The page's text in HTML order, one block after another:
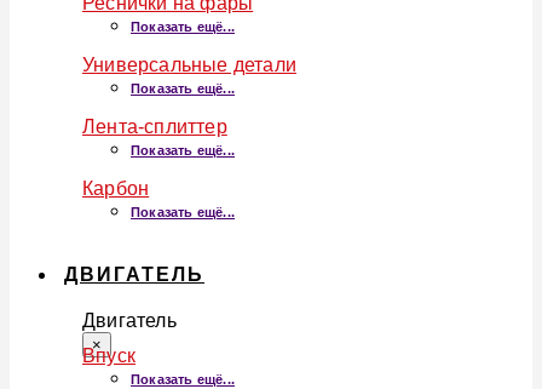
Показать ещё...
Универсальные детали
Показать ещё...
Лента-сплиттер
Показать ещё...
Карбон
Показать ещё...
ДВИГАТЕЛЬ
Двигатель
×
Впуск
Показать ещё...